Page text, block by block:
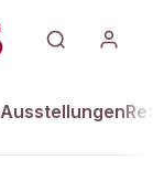
Ausstellungen